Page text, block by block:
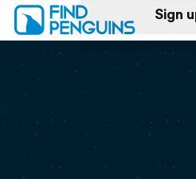
Sign
Log in
Print a book